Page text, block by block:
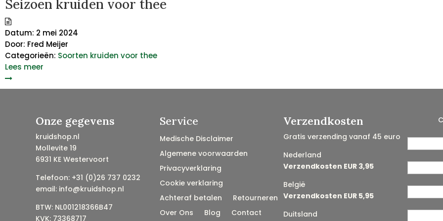
Seizoen kruiden voor thee
Datum: 2 mei 2024
Door: Fred Meijer
Categorieën: Soorten kruiden voor thee
Lees meer
Onze gegevens
kruidshop.nl
Mollevite 19
6931 KE Westervoort
Telefoon: +31 (0)26 737 0232
email: info@kruidshop.nl
BTW: NL001218366B47
KVK: 73368717
Service
Medische Disclaimer
Algemene voorwaarden
Privacyverklaring
Cookie verklaring
Achteraf betalen
Retourneren
Over Ons
Blog Contact
Verzendkosten
Gratis verzending vanaf 45 euro
Nederland
Verzendkosten EUR 3,95
België
Verzendkosten EUR 5,95
Duitsland